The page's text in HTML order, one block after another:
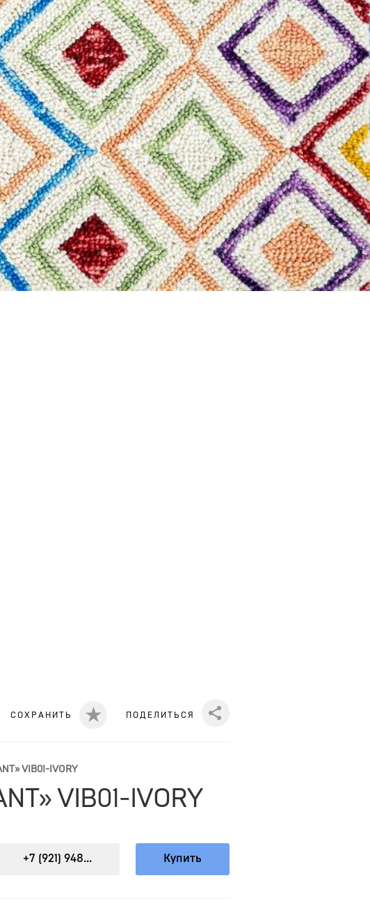
Share
ПОДЕЛИТЬСЯ
СОХРАНИТЬ
VIB01-IVORY
VIB01-IVORY
Купить
+7 (921) 948...